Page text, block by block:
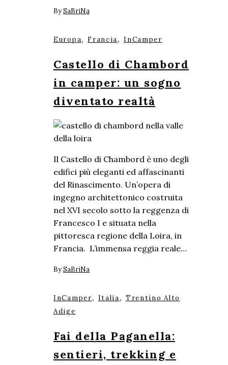
BySaBriNa
Europa, Francia, InCamper
Castello di Chambord
in camper: un sogno
diventato realtà
Il Castello di Chambord è uno degli
edifici più eleganti ed affascinanti
del Rinascimento. Un’opera di
ingegno architettonico costruita
nel XVI secolo sotto la reggenza di
Francesco I e situata nella
pittoresca regione della Loira, in
Francia. L’immensa reggia reale…
BySaBriNa
InCamper, Italia, Trentino Alto
Adige
Fai della Paganella:
sentieri, trekking e